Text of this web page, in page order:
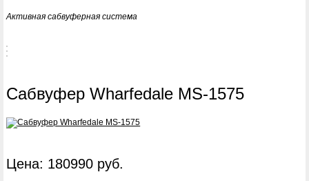
Активная сабвуферная система
Сабвуфер Wharfedale MS-1575
Цена: 180990 руб.